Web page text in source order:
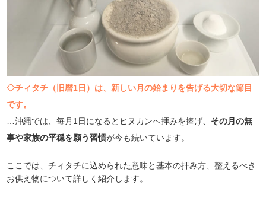
◇チィタチ（旧暦1日）は、新しい月の始まりを告げる大切な節目
です。
…沖縄では、毎月1日になるとヒヌカンへ拝みを捧げ、 その月の無
事や家族の平穏を願う習慣が今も続いています。
ここでは、チィタチに込められた意味と基本の拝み方、整えるべき
お供え物について詳しく紹介します。